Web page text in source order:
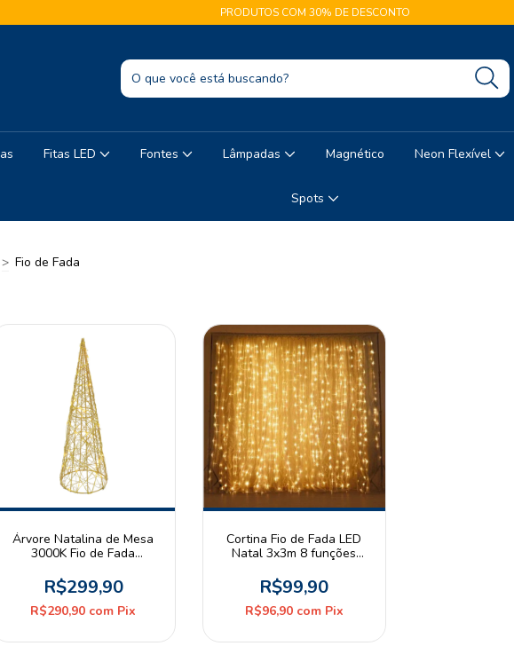
PRODUTOS COM 30% DE DESCONTO
Fitas LED Fontes Lâmpadas Magnético Neon Flexível
Spots
> Fio de Fada
Árvore Natalina de Mesa
3000K Fio de Fada
R$299,90
R$290,90 com Pix
Cortina Fio de Fada LED
Natal 3x3m 8 funções
c/ Controle
R$99,90
R$96,90 com Pix